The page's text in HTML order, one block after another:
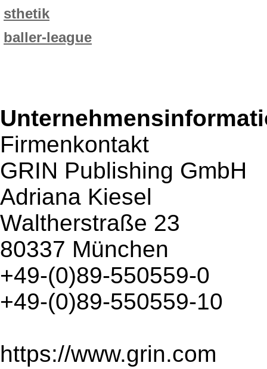
sthetik
baller-league
Firmenkontakt
GRIN Publishing GmbH
Adriana Kiesel
Waltherstraße 23
80337 München
+49-(0)89-550559-0
+49-(0)89-550559-10
https://www.grin.com